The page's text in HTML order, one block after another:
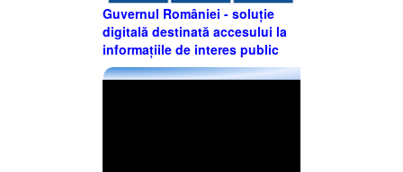
Guvernul României - soluție
digitală destinată accesului la
informațiile de interes public